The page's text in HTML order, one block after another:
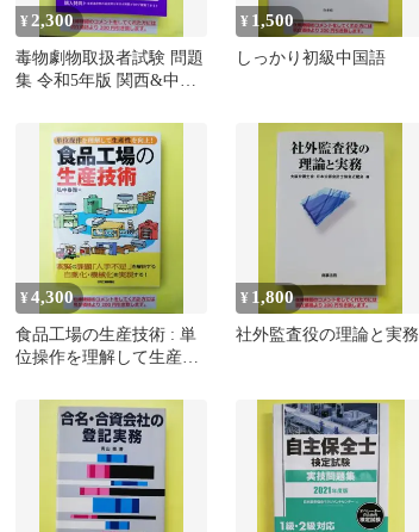
¥2,300
毒物劇物取扱者試験 問題
集 令和5年版 関西&中部
¥ 1,500
しっかり初級中国語
¥4,300
食品工場の生産技術 : 単
位操作を理解して生産性
¥ 1,800
社外監査役の理論と実務